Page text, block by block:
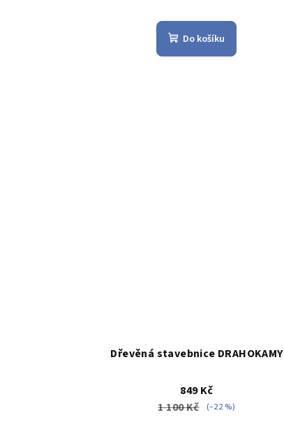
hodnocení
produktu
je
Do košíku
Dřevěná stavebnice DRAHOKAMY
849 Kč
1 100 Kč
(–22 %)